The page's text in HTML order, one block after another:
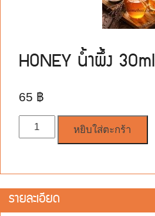
HONEY น้ำผึ้ง 30ml
65 ฿
จำนวน
หยิบใส่ตะกร้า
รายละเอียด